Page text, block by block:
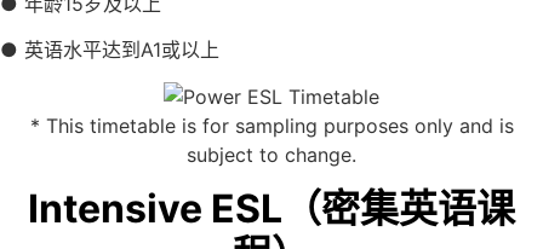
● 英语水平达到A1或以上
* This timetable is for sampling purposes only and is
subject to change.
Intensive ESL（密集英语课